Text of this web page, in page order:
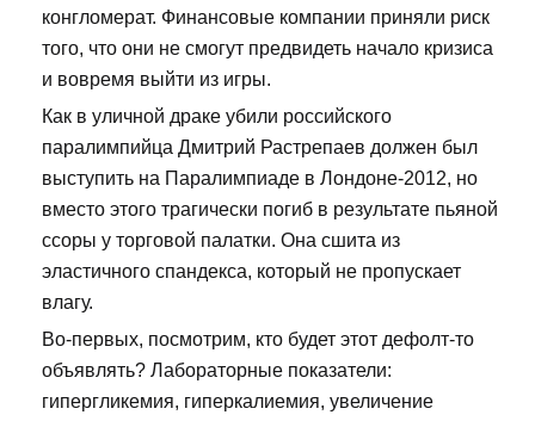
конгломерат. Финансовые компании приняли риск
того, что они не смогут предвидеть начало кризиса
и вовремя выйти из игры.
Как в уличной драке убили российского
паралимпийца Дмитрий Растрепаев должен был
выступить на Паралимпиаде в Лондоне-2012, но
вместо этого трагически погиб в результате пьяной
ссоры у торговой палатки. Она сшита из
эластичного спандекса, который не пропускает
влагу.
Во-первых, посмотрим, кто будет этот дефолт-то
объявлять? Лабораторные показатели:
гипергликемия, гиперкалиемия, увеличение